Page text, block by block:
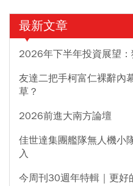
最新文章
2026年下半年投資展望
友達二把手柯富仁裸辭內
草？
2026前進大南方論壇
佳世達集團艦隊無人機小
入
今周刊30週年特輯｜更好